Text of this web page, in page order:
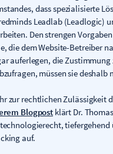
dass spezialisierte
Leadlab (Leadlogic)
Den strengen
die dem Website-Betreiber
auferlegen, die Zustimmung
müssen sie deshalb
zur rechtlichen Zulässigkeit
Blogpost klärt Dr.
tiefergehend
auf.